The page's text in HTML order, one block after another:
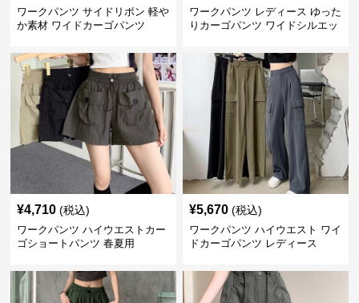
ワークパンツ サイドリボン 軽や
か素材 ワイドカーゴパンツ
ワークパンツ レディース ゆった
りカーゴパンツ ワイドシルエッ
¥4,710 (税込)
ワークパンツ ハイウエストカー
ゴショートパンツ 春夏用
¥5,670 (税込)
ワークパンツ ハイウエスト ワイ
ドカーゴパンツ レディース